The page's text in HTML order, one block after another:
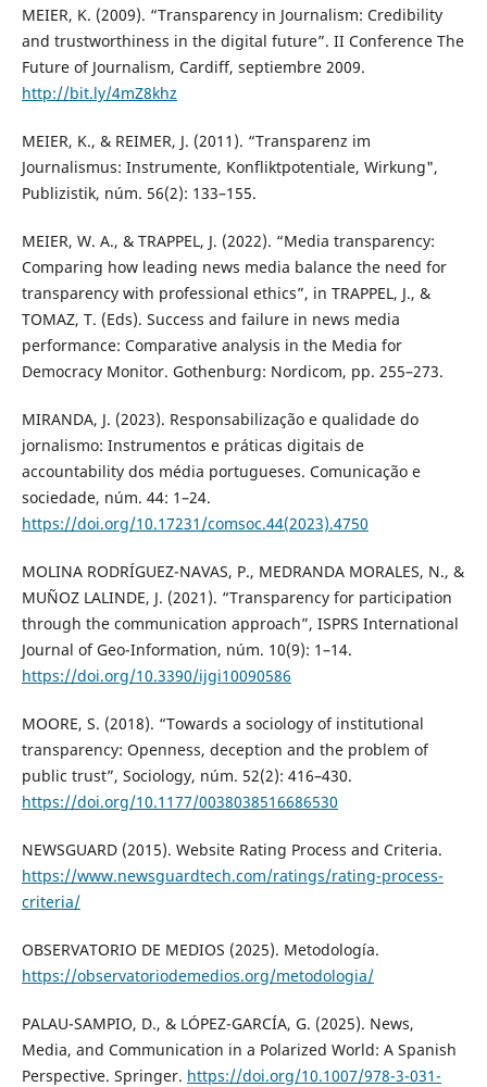
MEIER, K. (2009). “Transparency in Journalism: Credibility
and trustworthiness in the digital future”. II Conference The
Future of Journalism, Cardiff, septiembre 2009.
http://bit.ly/4mZ8khz
MEIER, K., & REIMER, J. (2011). “Transparenz im
Journalismus: Instrumente, Konfliktpotentiale, Wirkung",
Publizistik, núm. 56(2): 133–155.
MEIER, W. A., & TRAPPEL, J. (2022). “Media transparency:
Comparing how leading news media balance the need for
transparency with professional ethics”, in TRAPPEL, J., &
TOMAZ, T. (Eds). Success and failure in news media
performance: Comparative analysis in the Media for
Democracy Monitor. Gothenburg: Nordicom, pp. 255–273.
MIRANDA, J. (2023). Responsabilização e qualidade do
jornalismo: Instrumentos e práticas digitais de
accountability dos média portugueses. Comunicação e
sociedade, núm. 44: 1–24.
https://doi.org/10.17231/comsoc.44(2023).4750
MOLINA RODRÍGUEZ-NAVAS, P., MEDRANDA MORALES, N., &
MUÑOZ LALINDE, J. (2021). “Transparency for participation
through the communication approach”, ISPRS International
Journal of Geo-Information, núm. 10(9): 1–14.
https://doi.org/10.3390/ijgi10090586
MOORE, S. (2018). “Towards a sociology of institutional
transparency: Openness, deception and the problem of
public trust”, Sociology, núm. 52(2): 416–430.
https://doi.org/10.1177/0038038516686530
NEWSGUARD (2015). Website Rating Process and Criteria.
https://www.newsguardtech.com/ratings/rating-process-
criteria/
OBSERVATORIO DE MEDIOS (2025). Metodología.
https://observatoriodemedios.org/metodologia/
PALAU-SAMPIO, D., & LÓPEZ-GARCÍA, G. (2025). News,
Media, and Communication in a Polarized World: A Spanish
Perspective. Springer. https://doi.org/10.1007/978-3-031-